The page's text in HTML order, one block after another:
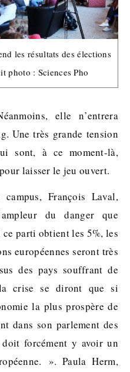
les résultats des élections
photo : Sciences Pho
elle n’entrera
Une très grande tension
sont, à ce moment-là,
laisser le jeu ouvert.
François Laval,
du danger que
parti obtient les 5%, les
européennes seront très
des pays souffrant de
crise se diront que si
la plus prospère de
dans son parlement des
forcément y avoir un
». Paula Herm,